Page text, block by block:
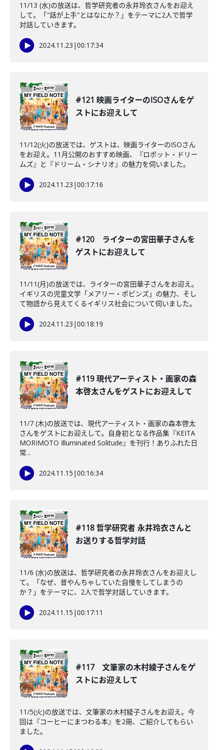
11/13 (水)の放送は、哲学研究者の永井玲衣さんをお迎え
して。「"話が上手"とはなにか？」をテーマに2人で哲学
対話していきます。
2024.11.23 |00:17:34
#121 映画ライターのISOさんをゲ
ストにお迎えして
11/12(火)の放送では、ゲストは、映画ライターのISOさん
をお迎え。11月公開のおすすめ映画、『ロボット・ドリー
ムズ』と『ドリーム・シナリオ』の魅力を伺いました。
2024.11.23 |00:17:16
#120 ライターの宮田華子さんを
ゲストにお迎えして
11/11(月)の放送では、ライターの宮田華子さんをお迎え。
イギリスの児童文学「メアリー・ポピンズ」の魅力、そし
て物語から見えてくるイギリス社会について伺いました。
2024.11.23 |00:18:19
#119 現代アーティスト・画家の森
本啓太さんをゲストにお迎えして
11/7 (木)の放送では、現代アーティスト・画家の森本啓太
さんをゲストにお迎えして。自身初となる作品集『KEITA
MORIMOTO Illuminated Solitude』を刊行！ありふれた日
常...
2024.11.15 |00:16:34
#118 哲学研究者 永井玲衣さんと
お送りする哲学対話
11/6 (水)の放送は、哲学研究者の永井玲衣さんをお迎えし
て。「なぜ、昔やんちゃしていた自慢をしてしまうの
か？」をテーマに、2人で哲学対話していきます。
2024.11.15 |00:17:11
#117 文筆家の木村綾子さんをゲ
ストにお迎えして
11/5(火)の放送では、文筆家の木村綾子さんをお迎え。今
回は『コーヒーにまつわる本』を2冊、ご紹介してもらい
ました。